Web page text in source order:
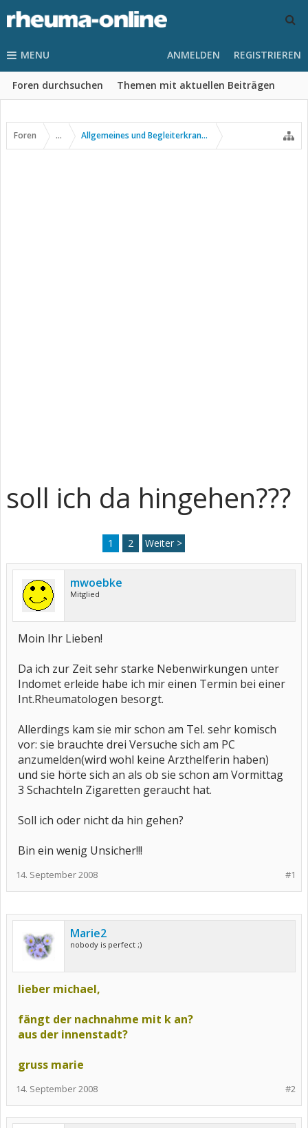
MENU
Foren durchsuchen Themen mit aktuellen Beiträgen
ANMELDEN REGISTRIEREN
Foren ... Allgemeines und Begleiterkrankungen
soll ich da hingehen???
1 2 Weiter >
mwoebke
Mitglied
Moin Ihr Lieben!
Da ich zur Zeit sehr starke Nebenwirkungen unter
Indomet erleide habe ich mir einen Termin bei einer
Int.Rheumatologen besorgt.
Allerdings kam sie mir schon am Tel. sehr komisch
vor: sie brauchte drei Versuche sich am PC
anzumelden(wird wohl keine Arzthelferin haben)
und sie hörte sich an als ob sie schon am Vormittag
3 Schachteln Zigaretten geraucht hat.
Soll ich oder nicht da hin gehen?
Bin ein wenig Unsicher!!!
#1
14. September 2008
Marie2
nobody is perfect ;)
lieber michael,
fängt der nachnahme mit k an?
aus der innenstadt?
gruss marie
#2
14. September 2008